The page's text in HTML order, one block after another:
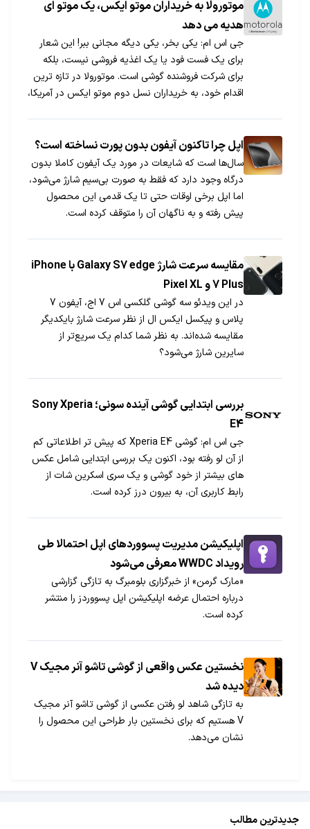
موتورولا به خریداران موتو ایکس، یک موتو ای
هدیه می دهد
جی اس ام: یکی بخر، یکی دیگه مجانی ببر! این شعار
برای یک فست فود یا یک اغذیه فروشی نیست، بلکه
برای شرکت فروشنده گوشی است. موتورولا در تازه ترین
اقدام خود، به خریداران نسل دوم موتو ایکس در آمریکا،
اپل چرا تاکنون آیفون بدون پورت نساخته است؟
سال‌ها است که شایعات در مورد یک آیفون کاملا بدون
درگاه وجود دارد که فقط به صورت بی‌سیم شارژ می‌شود،
اما اپل برخی اوقات حتی تا یک قدمی این محصول
پیش رفته و به ناگهان آن را متوقف کرده است.
مقایسه سرعت شارژ Galaxy S7 edge با iPhone
7 Plus و Pixel XL
در این ویدئو سه گوشی گلکسی اس 7 اج، آیفون 7
پلاس و پیکسل ایکس ال از نظر سرعت شارژ بایکدیگر
مقایسه شده‌اند. به نظر شما کدام یک سریع‌تر از
سایرین شارژ می‎شود؟
بررسی ابتدایی گوشی آینده سونی؛ Sony Xperia
E4
جی اس ام: گوشی Xperia E4 که پیش تر اطلاعاتی کم
از آن لو رفته بود، اکنون یک بررسی ابتدایی شامل عکس
های بیشتر از خود گوشی و یک سری اسکرین شات از
رابط کاربری آن، به بیرون درز کرده است.
اپلیکیشن مدیریت پسوورد‌های اپل احتمالا طی
رویداد WWDC معرفی می‌شود
«مارک گرمن» از خبرگزاری بلومبرگ به تازگی گزارشی
درباره احتمال عرضه اپلیکیشن اپل پسووردز را منتشر
کرده است.
نخستین عکس واقعی از گوشی تاشو آنر مجیک V
دیده شد
به تازگی شاهد لو رفتن عکسی از گوشی تاشو آنر مجیک
V هستیم که برای نخستین بار طراحی این محصول را
نشان می‌دهد.
جدیدترین مطالب